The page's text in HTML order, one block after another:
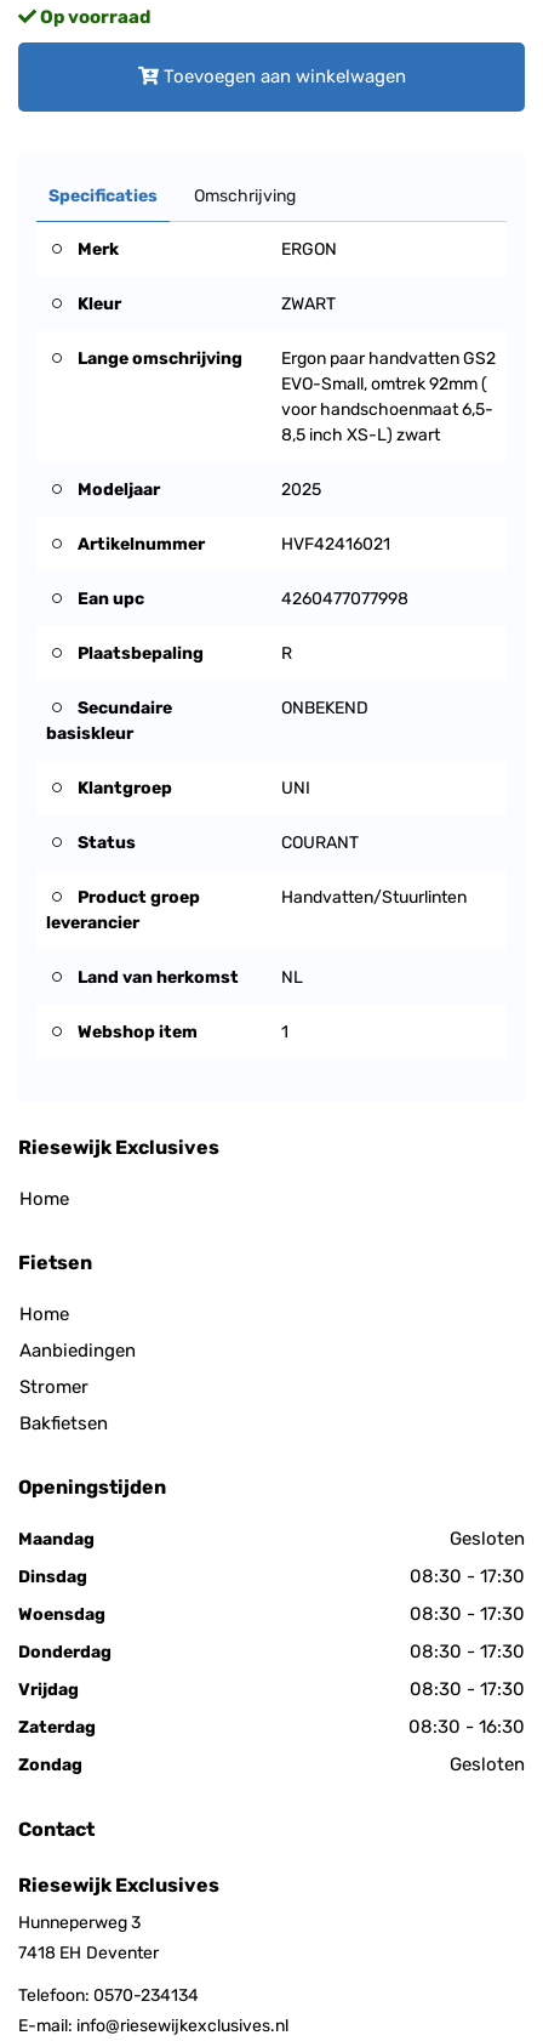
Op voorraad
Toevoegen aan winkelwagen
Specificaties Omschrijving
Merk ERGON
Kleur ZWART
Lange omschrijving
Ergon paar handvatten GS2
EVO-Small, omtrek 92mm (
voor handschoenmaat 6,5-
8,5 inch XS-L) zwart
Modeljaar 2025
Artikelnummer HVF42416021
Ean upc 4260477077998
Plaatsbepaling R
Secundaire
basiskleur
ONBEKEND
Klantgroep UNI
Status COURANT
Product groep
leverancier
Handvatten/Stuurlinten
Land van herkomst NL
Webshop item 1
Riesewijk Exclusives
Home
Fietsen
Home
Aanbiedingen
Stromer
Bakfietsen
Openingstijden
Maandag Gesloten
Dinsdag 08:30 - 17:30
Woensdag 08:30 - 17:30
Donderdag 08:30 - 17:30
Vrijdag 08:30 - 17:30
Zaterdag 08:30 - 16:30
Zondag Gesloten
Contact
Riesewijk Exclusives
Hunneperweg 3
7418 EH Deventer
Telefoon: 0570-234134
E-mail: info@riesewijkexclusives.nl